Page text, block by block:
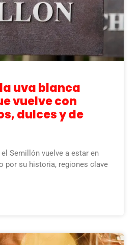
uva blanca
vuelve con
dulces y de
Semillón vuelve a estar en
por su historia, regiones clave